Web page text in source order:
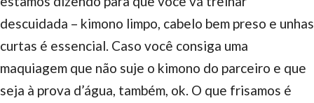
descuidada – kimono limpo, cabelo bem preso e unhas
curtas é essencial. Caso você consiga uma
maquiagem que não suje o kimono do parceiro e que
seja à prova d’água, também, ok. O que frisamos é